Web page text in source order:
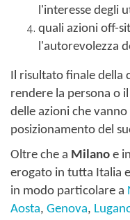
l'interesse degli
quali azioni off-
l'autorevolezza
Il risultato finale della
rendere la persona o
delle azioni che
posizionamento del
Oltre che a Milano e
erogato in tutta Italia
in modo particolare a
Aosta, Genova,